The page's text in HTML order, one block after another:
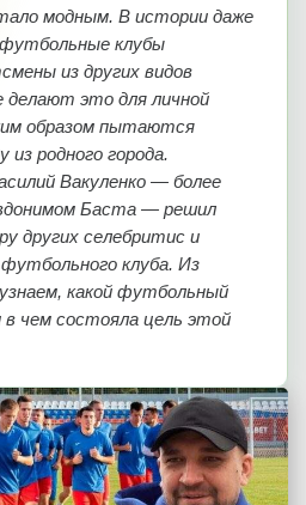
модным. В истории даже
клубы
из других видов
это для личной
образом пытаются
из родного города.
Вакуленко — более
Баста — решил
других селебритис и
клуба. Из
какой футбольный
в чем состояла цель этой